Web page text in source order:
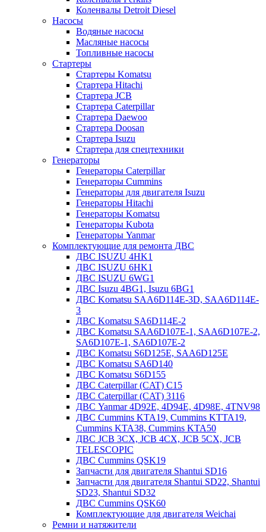
Коленвалы Detroit Diesel
Насосы
Водяные насосы
Масляные насосы
Топливные насосы
Стартеры
Стартеры Komatsu
Стартера Hitachi
Стартера JCB
Стартера Caterpillar
Стартера Daewoo
Стартера Doosan
Стартера Isuzu
Стартера для спецтехники
Генераторы
Генераторы Caterpillar
Генераторы Cummins
Генераторы для двигателя Isuzu
Генераторы Hitachi
Генераторы Komatsu
Генераторы Kubota
Генераторы Yanmar
Комплектующие для ремонта ДВС
ДВС ISUZU 4HK1
ДВС ISUZU 6HK1
ДВС ISUZU 6WG1
ДВС Isuzu 4BG1, Isuzu 6BG1
ДВС Komatsu SAA6D114E-3D, SAA6D114E-
3
ДВС Komatsu SA6D114E-2
ДВС Komatsu SAA6D107E-1, SAA6D107E-2,
SA6D107E-1, SA6D107E-2
ДВС Komatsu S6D125E, SAA6D125E
ДВС Komatsu SA6D140
ДВС Komatsu S6D155
ДВС Caterpillar (CAT) C15
ДВС Caterpillar (CAT) 3116
ДВС Yanmar 4D92E, 4D94E, 4D98E, 4TNV98
ДВС Cummins KTA19, Cummins KTTA19,
Cummins KTA38, Cummins KTA50
ДВС JCB 3CX, JCB 4CX, JCB 5CX, JCB
TELESCOPIC
ДВС Cummins QSK19
Запчасти для двигателя Shantui SD16
Запчасти для двигателя Shantui SD22, Shantui
SD23, Shantui SD32
ДВС Cummins QSK60
Комплектующие для двигателя Weichai
Ремни и натяжители